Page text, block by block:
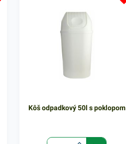
Kôš odpadkový 50l s poklopom